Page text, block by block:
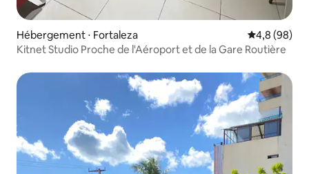
Hébergement ⋅ Fortaleza Évaluation
4,8 (98)
Kitnet Studio Proche de l'Aéroport et de la Gare Routière